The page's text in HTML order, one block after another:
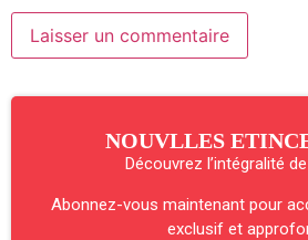
NOUVLLES
Découvrez l’intégralité
Abonnez-vous maintenant pour
exclusif et